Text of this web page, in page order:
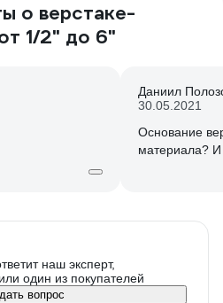
о верстаке-
1/2" до 6"
Даниил
30.05.2021
Основание
материала?
наш эксперт,
один из покупателей
вопрос